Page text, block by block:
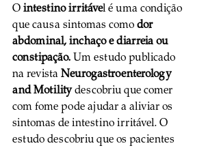
O intestino irritável é uma condição
que causa sintomas como dor
abdominal, inchaço e diarreia ou
constipação. Um estudo publicado
na revista Neurogastroenterology
and Motility descobriu que comer
com fome pode ajudar a aliviar os
sintomas de intestino irritável. O
estudo descobriu que os pacientes